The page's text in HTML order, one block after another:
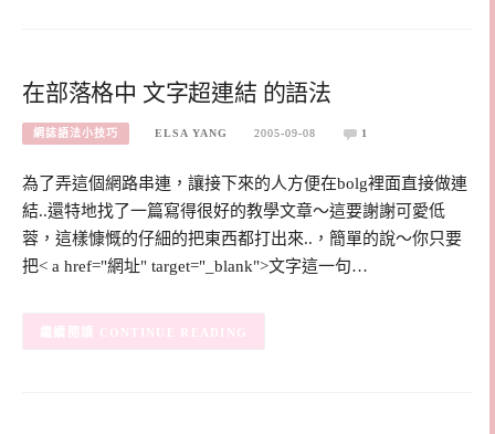
在部落格中 文字超連結 的語法
網誌語法小技巧 ELSA YANG 2005-09-08 1
為了弄這個網路串連，讓接下來的人方便在bolg裡面直接做連
結..還特地找了一篇寫得很好的教學文章～這要謝謝可愛低
蓉，這樣慷慨的仔細的把東西都打出來..，簡單的說～你只要
把< a href="網址" target="_blank">文字這一句…
CONTINUE READING